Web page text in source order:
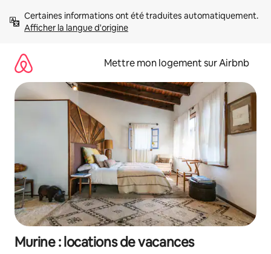
directement
Afficher la langue d'origine
Mettre mon logement sur Airbnb
Murine : locations de vacances